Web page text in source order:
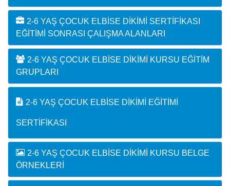
2-6 YAŞ ÇOCUK ELBISE DIKIMI SERTIFIKASI
EĞITIMI SONRASI ÇALIŞMA ALANLARI
2-6 YAŞ ÇOCUK ELBISE DIKIMI KURSU EĞITIM
GRUPLARI
2-6 YAŞ ÇOCUK ELBISE DIKIMI EĞITIMI
SERTIFIKASI
2-6 YAŞ ÇOCUK ELBISE DIKIMI KURSU BELGE
ÖRNEKLERI